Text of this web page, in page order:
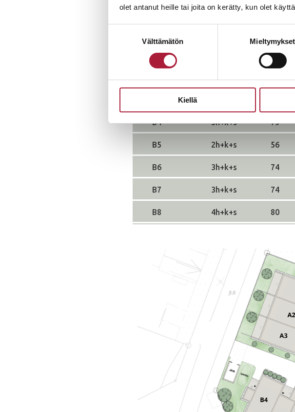
olet antanut heille tai joita on kerätty, kun olet
Välttämätön Mieltymykset
Kiellä
ASUNTO MUOTO KOKO
A1 75
B4 3h+k+s 79
B5 2h+k+s 56
B6 3h+k+s 74
B7 3h+k+s 74
B8 4h+k+s 80